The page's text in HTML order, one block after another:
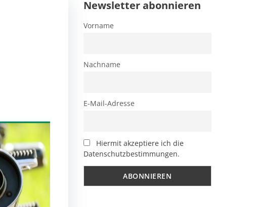
Newsletter abonnieren
Vorname
Nachname
E-Mail-Adresse
Hiermit akzeptiere ich die
Datenschutzbestimmungen.